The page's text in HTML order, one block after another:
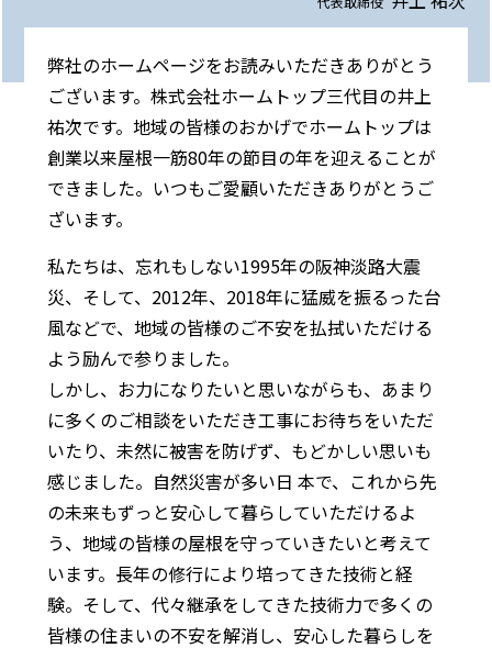
弊社のホームページをお読みいただきありがとう
ございます。株式会社ホームトップ三代目の井上
祐次です。地域の皆様のおかげでホームトップは
創業以来屋根一筋80年の節目の年を迎えることが
できました。いつもご愛顧いただきありがとうご
ざいます。
私たちは、忘れもしない1995年の阪神淡路大震
災、そして、2012年、2018年に猛威を振るった台
風などで、地域の皆様のご不安を払拭いただける
よう励んで参りました。
しかし、お力になりたいと思いながらも、あまり
に多くのご相談をいただき工事にお待ちをいただ
いたり、未然に被害を防げず、もどかしい思いも
感じました。自然災害が多い日 本で、これから先
の未来もずっと安心して暮らしていただけるよ
う、地域の皆様の屋根を守っていきたいと考えて
います。長年の修行により培ってきた技術と経
験。そして、代々継承をしてきた技術力で多くの
皆様の住まいの不安を解消し、安心した暮らしを